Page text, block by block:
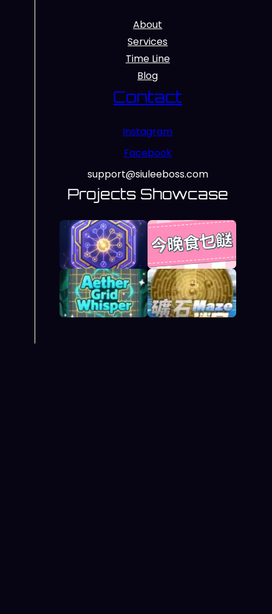
About
Services
Time Line
Blog
Contact
Instagram
Facebook
support@siuleeboss.com
Projects Showcase